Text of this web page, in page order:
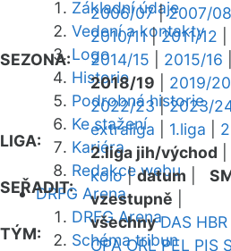
Základní údaje
Vedení a kontakty
Logo
Historie
Podrobná historie
Ke stažení
Kariéra
Redakce webu
DRFG Arena
DRFG Arena
Schéma tribun
SEZONA:
2006/07|2007/08
2010/11|2011/12
2014/15
2015/16
2018/19
2019/20
2022/23|2023/
LIGA:
extraliga 1.liga
2.liga jih/východ
SEŘADIT:
kolo|datum
vzestupně
TÝM:
všechny DAS HBR
OPA ORL PEL PIS